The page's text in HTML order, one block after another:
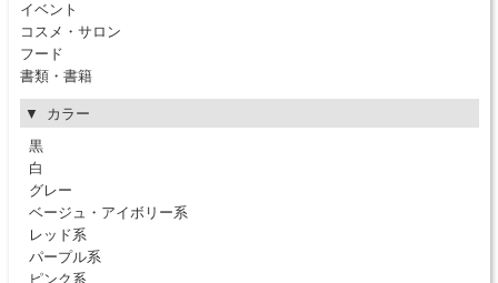
イベント
コスメ・サロン
フード
書類・書籍
カラー
黒
白
グレー
ベージュ・アイボリー系
レッド系
パープル系
ピンク系